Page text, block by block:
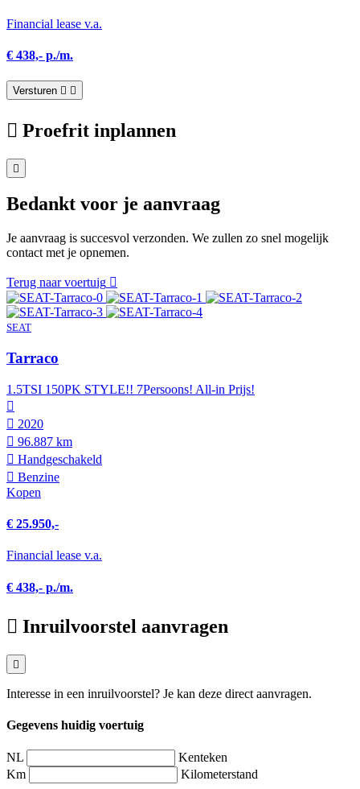
Financial lease v.a.
€ 438,- p./m.
Versturen
Proefrit inplannen
Bedankt voor je aanvraag
Je aanvraag is succesvol verzonden. We zullen zo snel mogelijk
contact met je opnemen.
Terug naar voertuig
SEAT
Tarraco
1.5TSI 150PK STYLE!! 7Persoons! All-in Prijs!
2020
96.887 km
Hand­geschakeld
Benzine
Kopen
€ 25.950,-
Financial lease v.a.
€ 438,- p./m.
Inruilvoorstel aanvragen
Interesse in een inruilvoorstel? Je kan deze direct aanvragen.
Gegevens huidig voertuig
NL
Kenteken
Km
Kilometerstand